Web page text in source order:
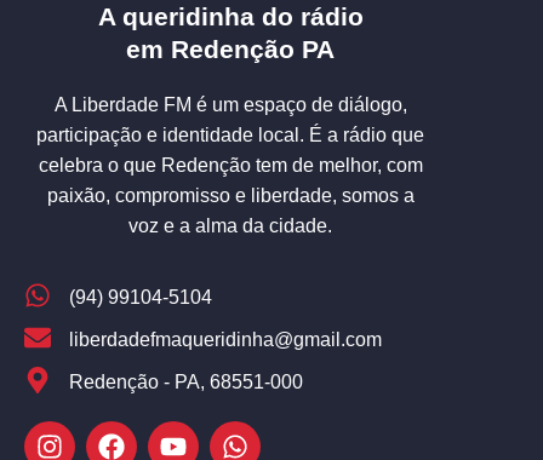
A queridinha do rádio
em Redenção PA
A Liberdade FM é um espaço de diálogo,
participação e identidade local. É a rádio que
celebra o que Redenção tem de melhor, com
paixão, compromisso e liberdade, somos a
voz e a alma da cidade.
(94) 99104-5104
liberdadefmaqueridinha@gmail.com
Redenção - PA, 68551-000